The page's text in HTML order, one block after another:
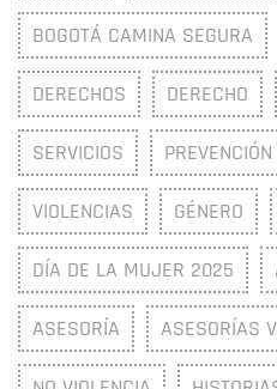
BOGOTÁ CAMINA SEGURA
DERECHOS DERECHO
SERVICIOS
VIOLENCIAS GÉNERO
DÍA DE LA MUJER 2025
ASESORÍA ASESORÍAS